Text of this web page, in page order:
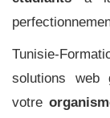
Tunisie-
solutions web
votre